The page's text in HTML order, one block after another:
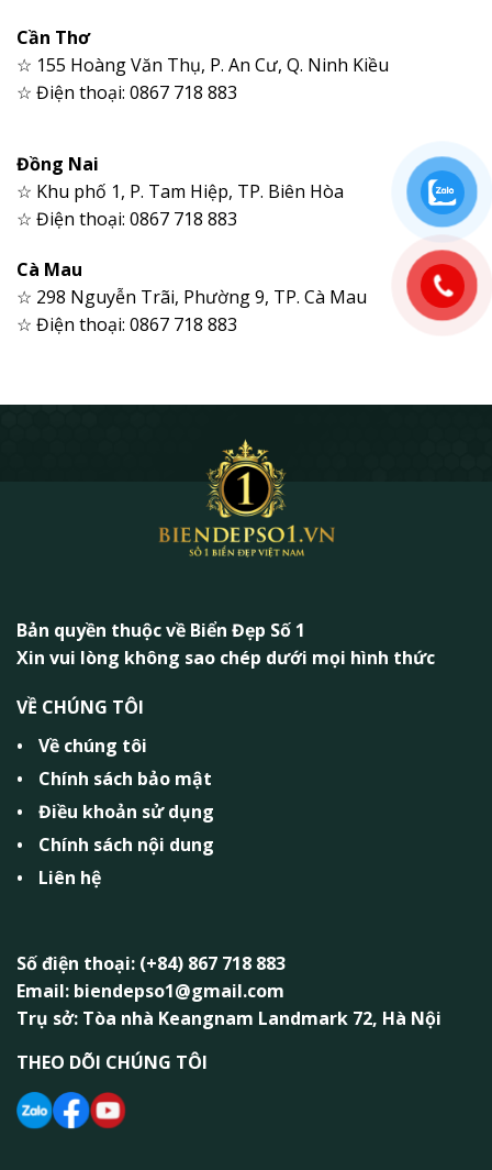
Cần Thơ
☆ 155 Hoàng Văn Thụ, P. An Cư, Q. Ninh Kiều
☆ Điện thoại: 0867 718 883
Đồng Nai
☆ Khu phố 1, P. Tam Hiệp, TP. Biên Hòa
☆ Điện thoại: 0867 718 883
Cà Mau
☆ 298 Nguyễn Trãi, Phường 9, TP. Cà Mau
☆ Điện thoại: 0867 718 883
Bản quyền thuộc về Biển Đẹp Số 1
Xin vui lòng không sao chép dưới mọi hình thức
VỀ CHÚNG TÔI
Về chúng tôi
Chính sách bảo mật
Điều khoản sử dụng
Chính sách nội dung
Liên hệ
Số điện thoại: (+84) 867 718 883
Email: biendepso1@gmail.com
Trụ sở: Tòa nhà Keangnam Landmark 72, Hà Nội
THEO DÕI CHÚNG TÔI